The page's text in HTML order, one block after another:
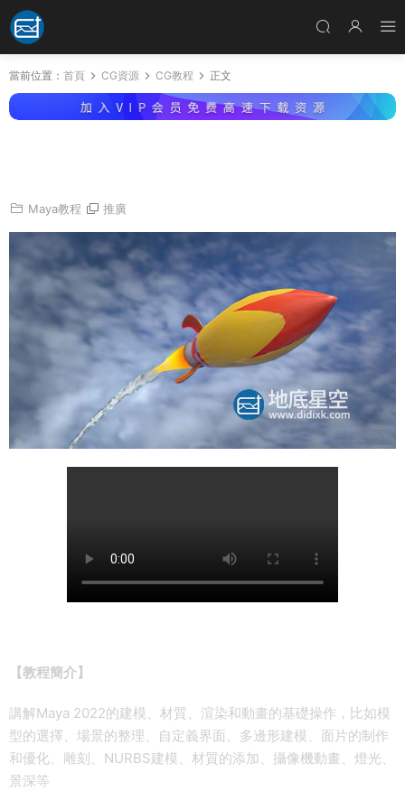
當前位置： 首頁 CG資源 CG教程 正文
Maya教程 推廣
【教程簡介】
講解Maya 2022的建模、材質、渲染和動畫的基礎操作，比如模
型的選擇、場景的整理、自定義界面、多邊形建模、面片的制作
和優化、雕刻、NURBS建模、材質的添加、攝像機動畫、燈光、
景深等